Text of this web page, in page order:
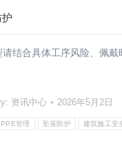
结合具体工序风险、佩戴
资讯中心 2026年5月2日
PPE管理 坠落防护 建筑施工安